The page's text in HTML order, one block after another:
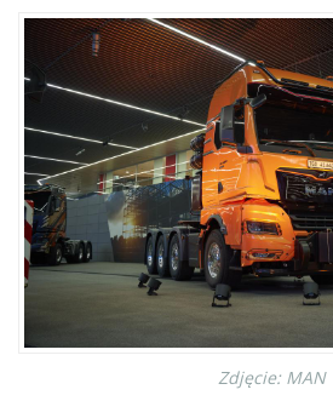
Zdjęcie: MAN